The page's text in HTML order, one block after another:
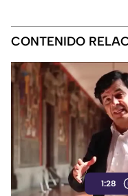
CONTENIDO
1:28